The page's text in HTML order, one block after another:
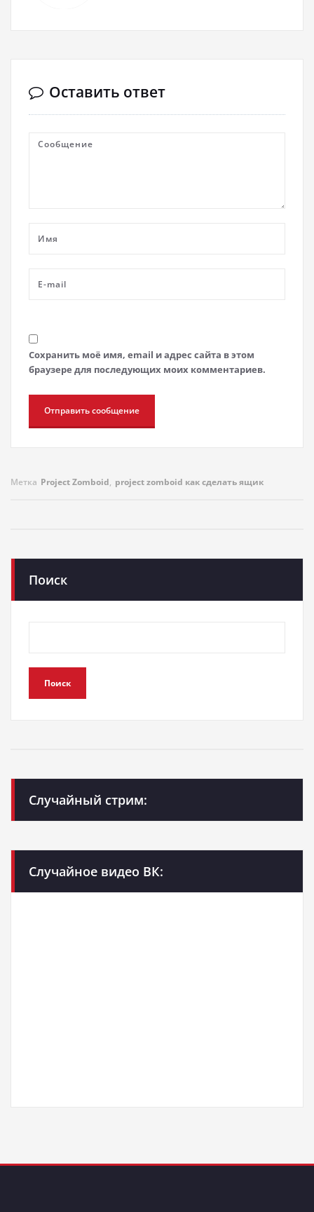
Оставить ответ
Сохранить моё имя, email и адрес сайта в этом
браузере для последующих моих комментариев.
Метка Project Zomboid, project zomboid как сделать ящик
Поиск
Поиск
Случайный стрим:
Случайное видео ВК: